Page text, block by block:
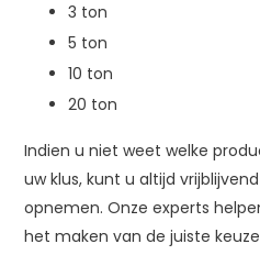
3 ton
5 ton
10 ton
20 ton
Indien u niet weet welke
uw klus, kunt u altijd
opnemen. Onze experts
het maken van de juiste